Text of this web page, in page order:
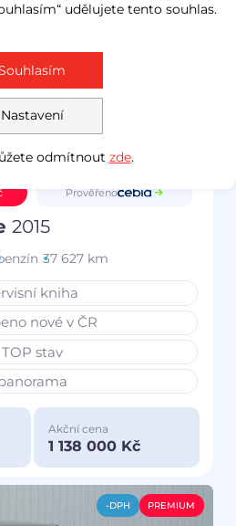
Prověřeno
2015
37 627 km
kniha
nové v ČR
TOP stav
Akční cena
1 138 000 Kč
-DPH PREMIUM
udělujete tento souhlas.
Nastavení
odmítnout zde.